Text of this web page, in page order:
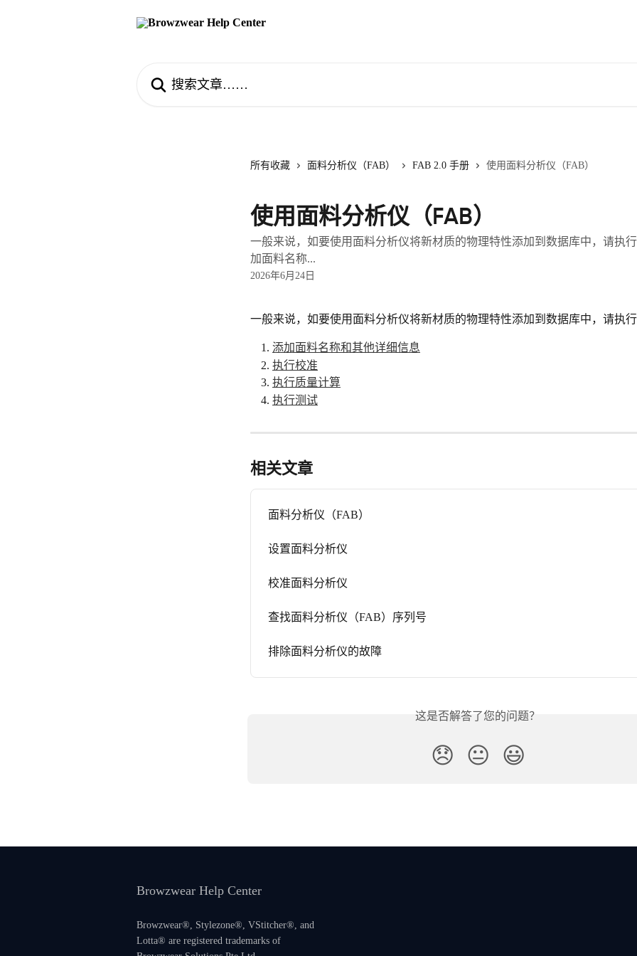
所有收藏 面料分析仪（FAB） FAB 2.0 手册 使用面料分析仪（FAB）
使用面料分析仪（FAB）
一般来说，如要使用面料分析仪将新材质的物理特性添加到数据库中，请执
加面料名称...
2026年6月24日
一般来说，如要使用面料分析仪将新材质的物理特性添加到数据库中，请执行
添加面料名称和其他详细信息
执行校准
执行质量计算
执行测试
相关文章
面料分析仪（FAB）
设置面料分析仪
校准面料分析仪
查找面料分析仪（FAB）序列号
排除面料分析仪的故障
这是否解答了您的问题？
😞 😐 😃
Browzwear Help Center
Browzwear®, Stylezone®, VStitcher®, and
Lotta® are registered trademarks of